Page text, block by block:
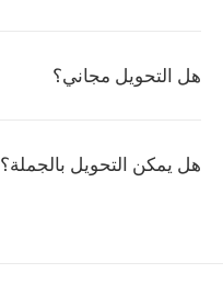
هل التحويل مجاني؟
هل يمكن التحويل بالجملة؟